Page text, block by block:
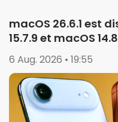
macOS 26.6.1 est
15.7.9 et macOS
6 Aug. 2026 • 19:55